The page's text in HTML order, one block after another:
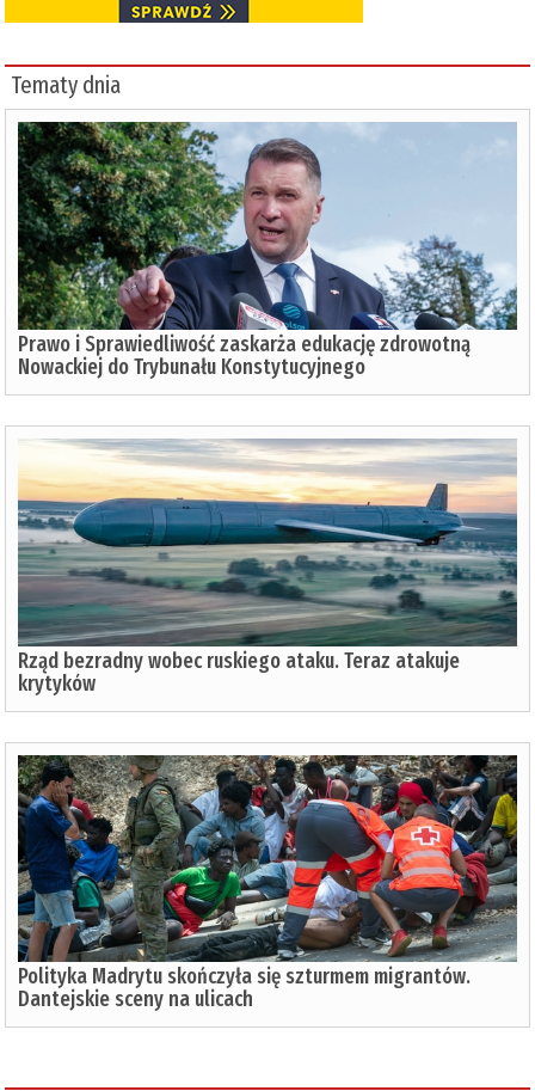
Tematy dnia
Prawo i Sprawiedliwość zaskarża edukację zdrowotną
Nowackiej do Trybunału Konstytucyjnego
Rząd bezradny wobec ruskiego ataku. Teraz atakuje
krytyków
Polityka Madrytu skończyła się szturmem migrantów.
Dantejskie sceny na ulicach